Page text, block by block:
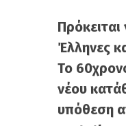
Πρόκειται
Έλληνες
Το
νέου
υπόθεση